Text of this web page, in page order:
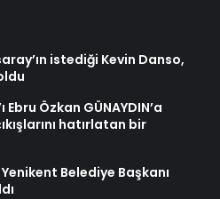
istediği Kevin Danso,
Ebru Özkan GÜNAYDIN’a
hatırlatan bir
Belediye Başkanı